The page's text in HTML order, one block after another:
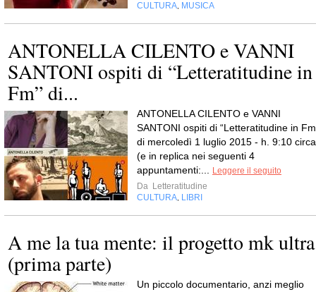
CULTURA MUSICA
ANTONELLA CILENTO e VANNI
SANTONI ospiti di “Letteratitudine in
Fm” di...
ANTONELLA CILENTO e VANNI
SANTONI ospiti di “Letteratitudine in
di mercoledì 1 luglio 2015 - h. 9:10 circa
(e in replica nei seguenti 4
appuntamenti:...
Leggere il seguito
Da Letteratitudine
CULTURA LIBRI
A me la tua mente: il progetto mk ultra
(prima parte)
Un piccolo documentario, anzi meglio